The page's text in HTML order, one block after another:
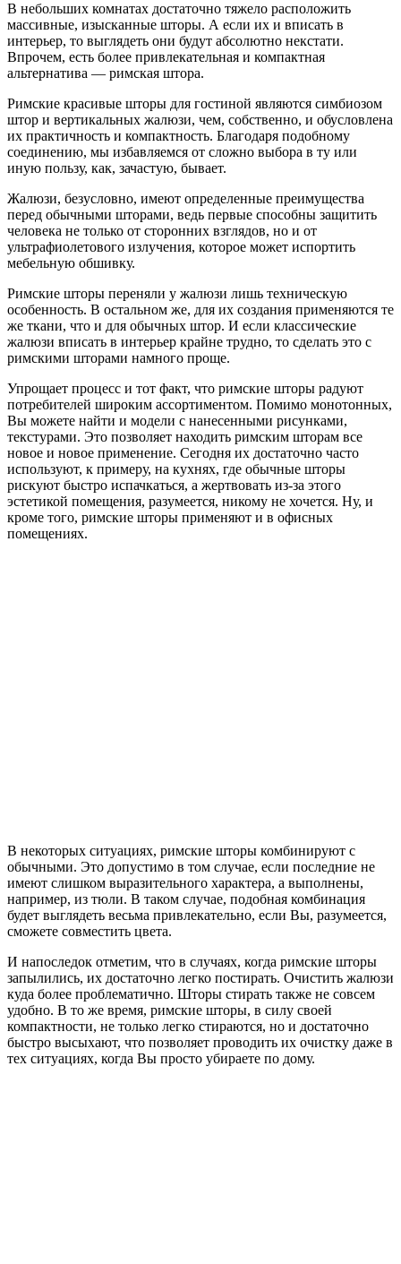
В небольших комнатах достаточно тяжело расположить
массивные, изысканные шторы. А если их и вписать в
интерьер, то выглядеть они будут абсолютно некстати.
Впрочем, есть более привлекательная и компактная
альтернатива — римская штора.
Римские красивые шторы для гостиной являются симбиозом
штор и вертикальных жалюзи, чем, собственно, и обусловлена
их практичность и компактность. Благодаря подобному
соединению, мы избавляемся от сложно выбора в ту или
иную пользу, как, зачастую, бывает.
Жалюзи, безусловно, имеют определенные преимущества
перед обычными шторами, ведь первые способны защитить
человека не только от сторонних взглядов, но и от
ультрафиолетового излучения, которое может испортить
мебельную обшивку.
Римские шторы переняли у жалюзи лишь техническую
особенность. В остальном же, для их создания применяются те
же ткани, что и для обычных штор. И если классические
жалюзи вписать в интерьер крайне трудно, то сделать это с
римскими шторами намного проще.
Упрощает процесс и тот факт, что римские шторы радуют
потребителей широким ассортиментом. Помимо монотонных,
Вы можете найти и модели с нанесенными рисунками,
текстурами. Это позволяет находить римским шторам все
новое и новое применение. Сегодня их достаточно часто
используют, к примеру, на кухнях, где обычные шторы
рискуют быстро испачкаться, а жертвовать из-за этого
эстетикой помещения, разумеется, никому не хочется. Ну, и
кроме того, римские шторы применяют и в офисных
помещениях.
В некоторых ситуациях, римские шторы комбинируют с
обычными. Это допустимо в том случае, если последние не
имеют слишком выразительного характера, а выполнены,
например, из тюли. В таком случае, подобная комбинация
будет выглядеть весьма привлекательно, если Вы, разумеется,
сможете совместить цвета.
И напоследок отметим, что в случаях, когда римские шторы
запылились, их достаточно легко постирать. Очистить жалюзи
куда более проблематично. Шторы стирать также не совсем
удобно. В то же время, римские шторы, в силу своей
компактности, не только легко стираются, но и достаточно
быстро высыхают, что позволяет проводить их очистку даже в
тех ситуациях, когда Вы просто убираете по дому.